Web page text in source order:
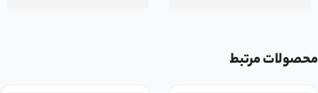
محصولات مرتبط